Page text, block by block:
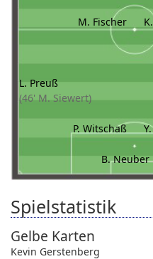
M. Fischer
L. Preuß
(46' M. Siewert)
P. Witschaß
B. Neuber
Spielstatistik
Gelbe Karten
Kevin Gerstenberg